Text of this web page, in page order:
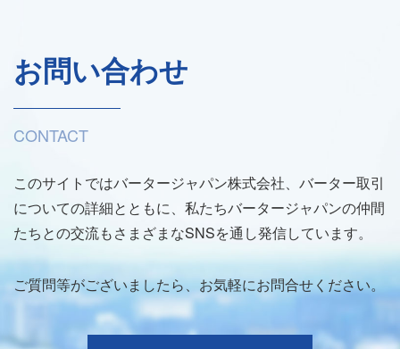
お問い合わせ
CONTACT
このサイトではバータージャパン株式会社、バーター取引
についての詳細とともに、私たちバータージャパンの仲間
たちとの交流もさまざまなSNSを通し発信しています。
ご質問等がございましたら、お気軽にお問合せください。